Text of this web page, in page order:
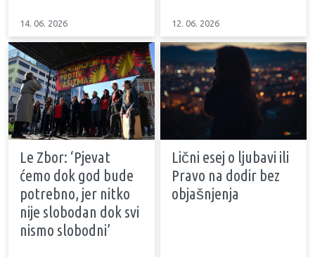
14. 06. 2026 12. 06. 2026
Le Zbor: ‘Pjevat
ćemo dok god bude
potrebno, jer nitko
nije slobodan dok svi
nismo slobodni’
Lični esej o ljubavi ili
Pravo na dodir bez
objašnjenja